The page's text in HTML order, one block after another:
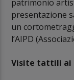
patrimonio
presentazione
un
l’AIPD
Visite tattili ai